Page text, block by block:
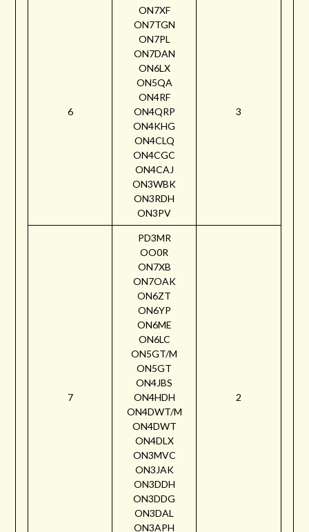
6
ON7XF
ON7TGN
ON7PL
ON7DAN
ON6LX
ON5QA
ON4RF
ON4QRP
ON4KHG
ON4CLQ
ON4CGC
ON4CAJ
ON3WBK
ON3RDH
ON3PV
3
7
PD3MR
OO0R
ON7XB
ON7OAK
ON6ZT
ON6YP
ON6ME
ON6LC
ON5GT/M
ON5GT
ON4JBS
ON4HDH
ON4DWT/M
ON4DWT
ON4DLX
ON3MVC
ON3JAK
ON3DDH
ON3DDG
ON3DAL
ON3APH
2